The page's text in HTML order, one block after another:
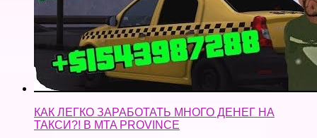
КАК ЛЕГКО ЗАРАБОТАТЬ МНОГО ДЕНЕГ НА
ТАКСИ?! В MTA PROVINCE